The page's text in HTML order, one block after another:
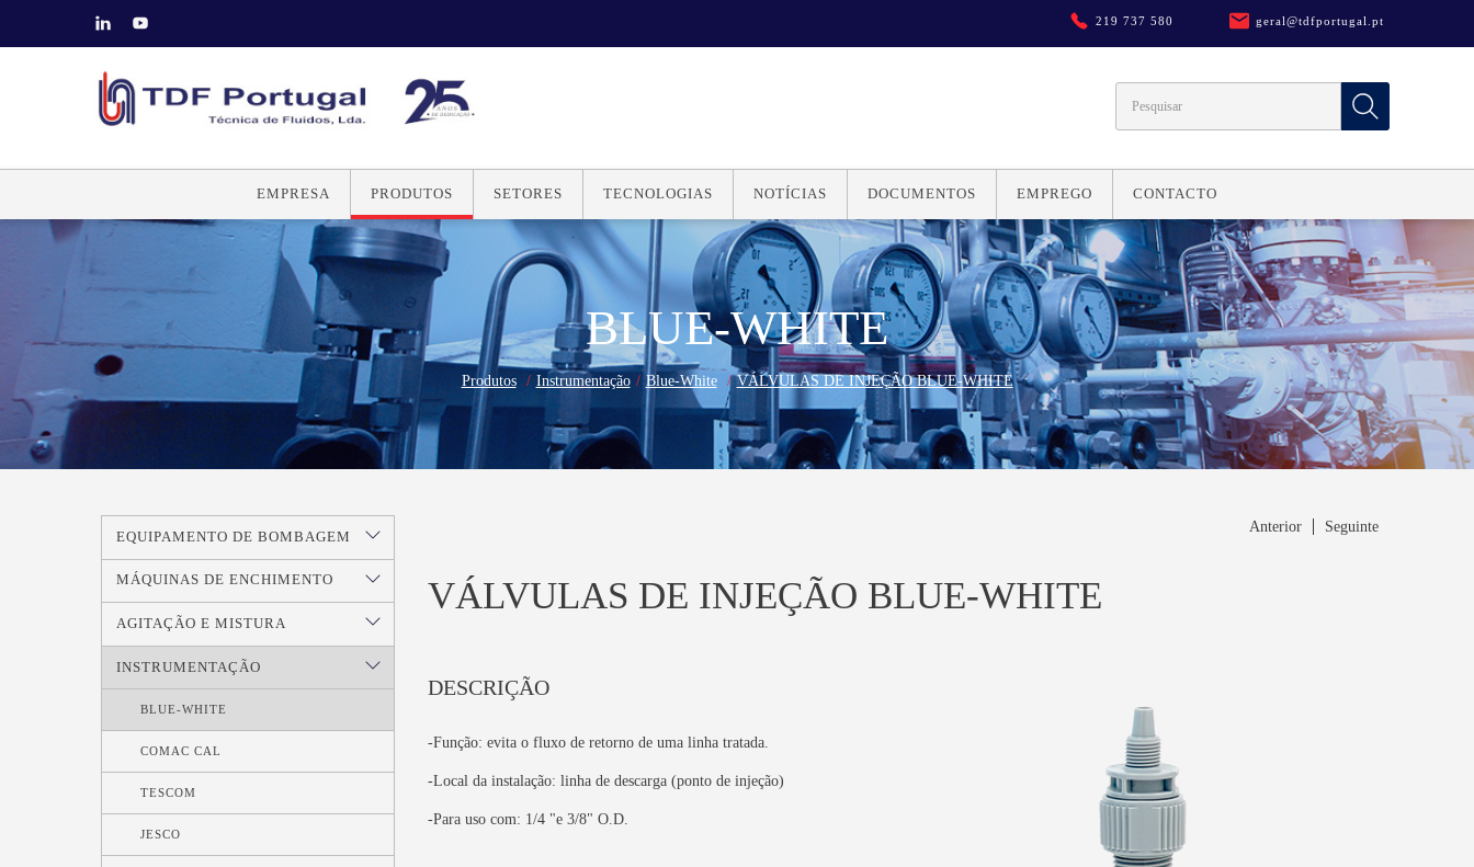
219 737 580 geral@tdfportugal.pt
EMPRESA PRODUTOS SETORES TECNOLOGIAS NOTÍCIAS DOCUMENTOS EMPREGO CONTACTO
BLUE-WHITE
Produtos Instrumentação Blue-White VÁLVULAS DE INJEÇÃO BLUE-WHITE
EQUIPAMENTO DE BOMBAGEM
MÁQUINAS DE ENCHIMENTO
AGITAÇÃO E MISTURA
INSTRUMENTAÇÃO
BLUE-WHITE
COMAC CAL
TESCOM
JESCO
Anterior Seguinte
VÁLVULAS DE INJEÇÃO BLUE-WHITE
DESCRIÇÃO
-Função: evita o fluxo de retorno de uma linha tratada.
-Local da instalação: linha de descarga (ponto de injeção)
-Para uso com: 1/4 "e 3/8" O.D.